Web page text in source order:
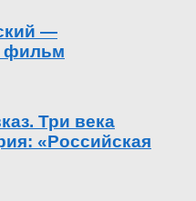
—
фильм
Три века
«Российская